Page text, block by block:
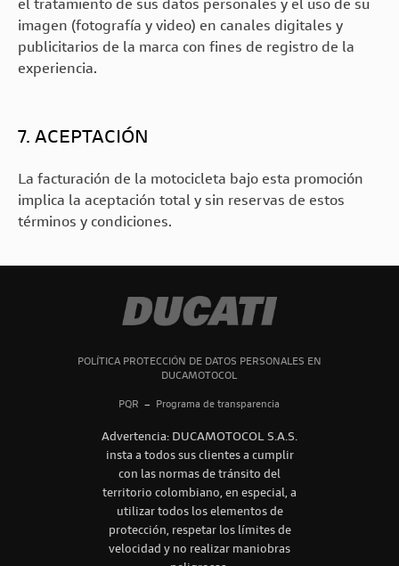
el tratamiento de sus datos personales y el uso de su
imagen (fotografía y video) en canales digitales y
publicitarios de la marca con fines de registro de la
experiencia.
7. ACEPTACIÓN
La facturación de la motocicleta bajo esta promoción
implica la aceptación total y sin reservas de estos
términos y condiciones.
POLÍTICA PROTECCIÓN DE DATOS PERSONALES EN
DUCAMOTOCOL
PQR – Programa de transparencia
Advertencia: DUCAMOTOCOL S.A.S.
insta a todos sus clientes a cumplir
con las normas de tránsito del
territorio colombiano, en especial, a
utilizar todos los elementos de
protección, respetar los límites de
velocidad y no realizar maniobras